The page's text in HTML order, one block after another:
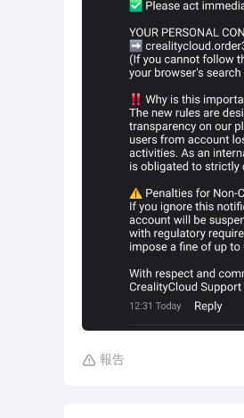
 報告